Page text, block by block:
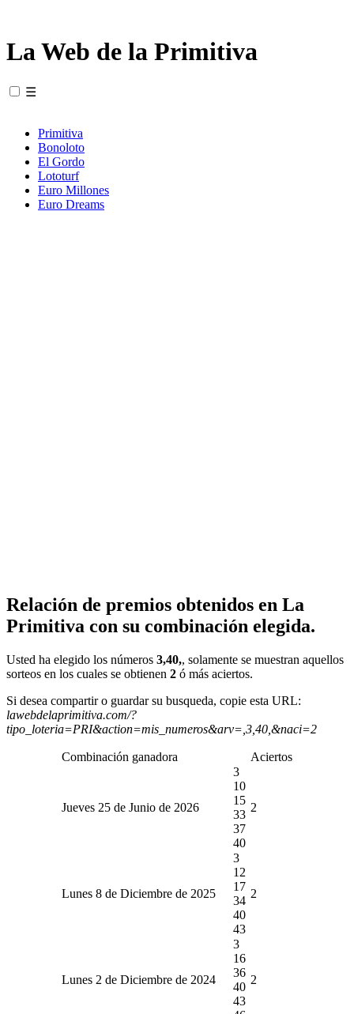
La Web de la Primitiva
☰
Primitiva
Bonoloto
El Gordo
Lototurf
Euro Millones
Euro Dreams
Relación de premios obtenidos en La
Primitiva con su combinación elegida.
Usted ha elegido los números 3,40,, solamente se muestran aquellos
sorteos en los cuales se obtienen 2 ó más aciertos.
Si desea compartir o guardar su busqueda, copie esta URL:
lawebdelaprimitiva.com/?
tipo_loteria=PRI&action=mis_numeros&arv=,3,40,&naci=2
Combinación ganadora Aciertos
Jueves 25 de Junio de 2026
3
10
15
33
37
40
2
Lunes 8 de Diciembre de 2025
3
12
17
34
40
43
2
Lunes 2 de Diciembre de 2024
3
16
36
40
43
2